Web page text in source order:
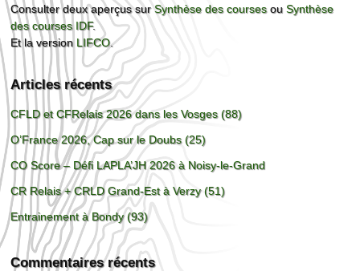
Consulter deux aperçus surSynthèse des coursesouSynthèse
des courses IDF.
Et la version LIFCO.
Articles récents
CFLD et CFRelais 2026 dans les Vosges (88)
O’France 2026, Cap sur le Doubs (25)
CO Score – Défi LAPLA’JH 2026 à Noisy-le-Grand
CR Relais + CRLD Grand-Est à Verzy (51)
Entrainement à Bondy (93)
Commentaires récents